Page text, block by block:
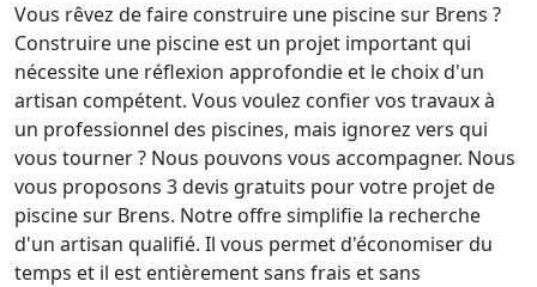
Vous rêvez de faire construire une piscine sur Brens ?
Construire une piscine est un projet important qui
nécessite une réflexion approfondie et le choix d'un
artisan compétent. Vous voulez confier vos travaux à
un professionnel des piscines, mais ignorez vers qui
vous tourner ? Nous pouvons vous accompagner. Nous
vous proposons 3 devis gratuits pour votre projet de
piscine sur Brens. Notre offre simplifie la recherche
d'un artisan qualifié. Il vous permet d'économiser du
temps et il est entièrement sans frais et sans